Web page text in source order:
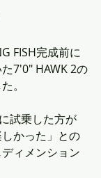
FISH完成前に
7'0" HAWK 2の
。
試乗した方が
しかった」との
ィメンション